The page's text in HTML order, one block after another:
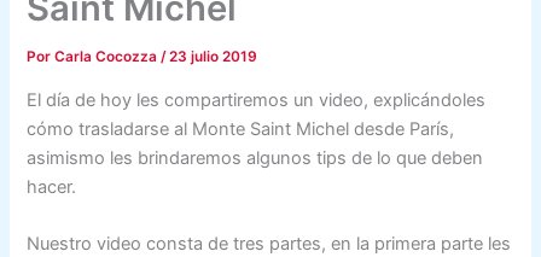
PorCarla Cocozza/23 julio 2019
El día de hoy les compartiremos un video, explicándoles
cómo trasladarse al Monte Saint Michel desde París,
asimismo les brindaremos algunos tips de lo que deben
hacer.
Nuestro video consta de tres partes, en la primera parte les